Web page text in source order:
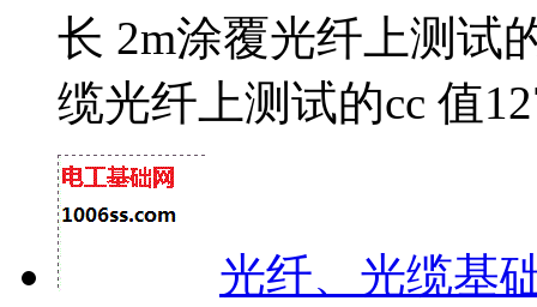
长 2m涂覆光纤上测试
缆光纤上测试的cc 值
光纤、光缆基